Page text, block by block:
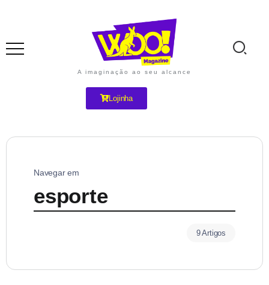
A imaginação ao seu alcance
Lojinha
Navegar em
esporte
9 Artigos